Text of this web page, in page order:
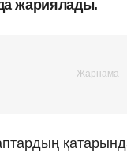
жариялады.